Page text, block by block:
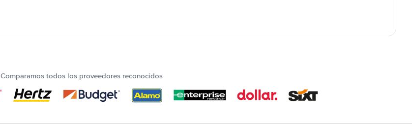
Comparamos todos los proveedores reconocidos